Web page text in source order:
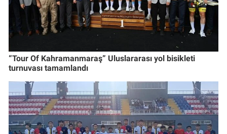
“Tour Of Kahramanmaraş” Uluslararası yol bisikleti
turnuvası tamamlandı